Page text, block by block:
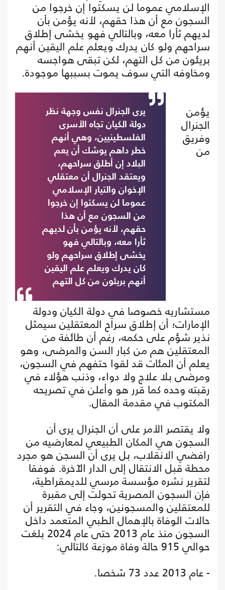
الإسلامي عموما لن يسكتوا إن خرجوا من
السجون مع أن هذا حقهم، لأنه يؤمن بأن
لديهم ثأرا معه، وبالتالي فهو يخشى إطلاق
سراحهم ولو كان يدرك ويعلم علم اليقين أنهم
بريئون من كل التهم، لكن تبقى هواجسه
ومخاوفه التي سوف يموت بسببها موجودة.
يرى الجنرال نفس وجهة نظر
دولة الكيان تجاه الأسرى
الفلسطينيين، وهي أنهم
خطر داهم يوشك أن يعم
البلاد إن أطلق سراحهم،
ويعتقد الجنرال أن معتقلي
الإخوان والتيار الإسلامي
عموما لن يسكتوا إن خرجوا
من السجون مع أن هذا
حقهم، لأنه يؤمن بأن لديهم
ثأرا معه، وبالتالي فهو
يخشى إطلاق سراحهم ولو
كان يدرك ويعلم علم اليقين
أنهم بريئون من كل التهم
يؤمن
الجنرال
وفريق
من
مستشاريه خصوصا في دولة الكيان ودولة
الإمارات؛ أن إطلاق سراح المعتقلين سيمثل
نذير شؤم على حكمه، رغم أن طائفة من
المعتقلين هم من كبار السن والمرضى، وهو
يعلم أن المئات قد لقوا حتفهم في السجون،
ومرضى بلا علاج ولا دواء، وذنب هؤلاء في
رقبته وحده كما قرر هو وأعلن في تصريحه
المكتوب في مقدمة المقال.
ولا يقتصر الأمر على أن الجنرال يرى أن
السجون هي المكان الطبيعي لمعارضيه من
رافضي الانقلاب، بل يرى أن السجن هو مجرد
محطة قبل الانتقال إلى الدار الآخرة. فوفقا
لتقرير نشره مؤسسة مرسي للديمقراطية،
فإن السجون المصرية تحولت إلى مقبرة
للمعتقلين والمسجونين، وجاء في التقرير أن
حالات الوفاة بالإهمال الطبي المتعمد داخل
السجون منذ عام 2013 حتى عام 2024 بلغت
حوالي 915 حالة وفاة موزعة كالتالي:
- عام 2013 عدد 73 شخصا.